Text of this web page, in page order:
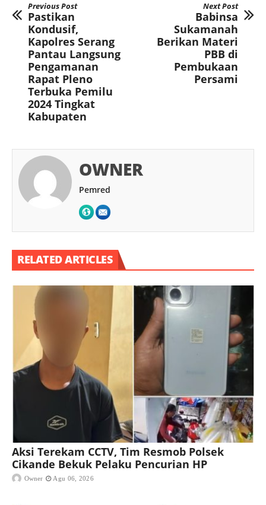
Previous Post
Pastikan
Kondusif,
Kapolres Serang
Pantau Langsung
Pengamanan
Rapat Pleno
Terbuka Pemilu
2024 Tingkat
Kabupaten
Next Post
Babinsa
Sukamanah
Berikan Materi
PBB di
Pembukaan
Persami
OWNER
Pemred
RELATED ARTICLES
Aksi Terekam CCTV, Tim Resmob Polsek
Cikande Bekuk Pelaku Pencurian HP
Owner Agu 06, 2026